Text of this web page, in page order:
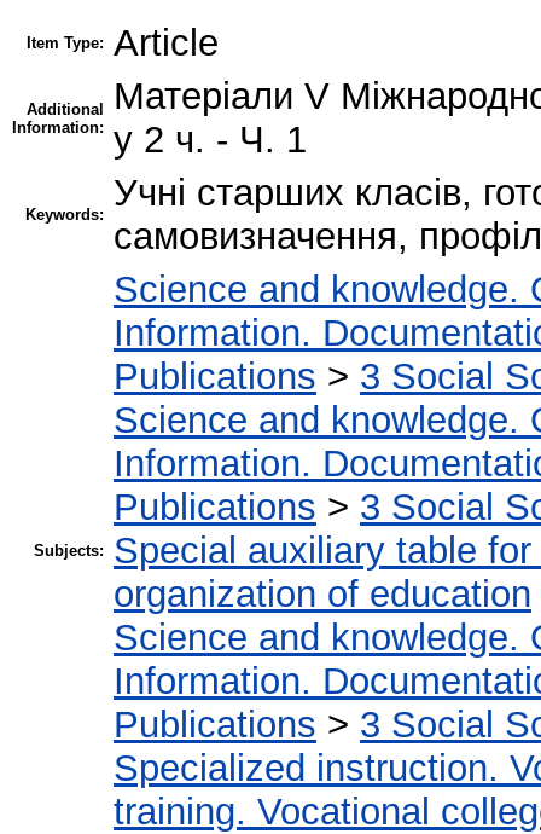
Item Type: Article
Additional
Information:
Матеріали V
у 2 ч. - Ч. 1
Keywords:
Учні старших класів,
самовизначення,
Subjects:
Science and knowledge.
Information.
Publications > 3 Social
Science and knowledge.
Information.
Publications > 3 Social
Special auxiliary table
organization of education
Science and knowledge.
Information.
Publications > 3 Social
Specialized instruction.
training. Vocational